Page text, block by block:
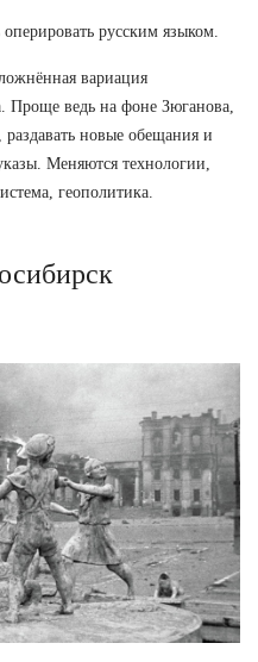
русским языком.
вариация
Проще ведь на фоне Зюганова,
новые обещания и
Меняются технологии,
геополитика.